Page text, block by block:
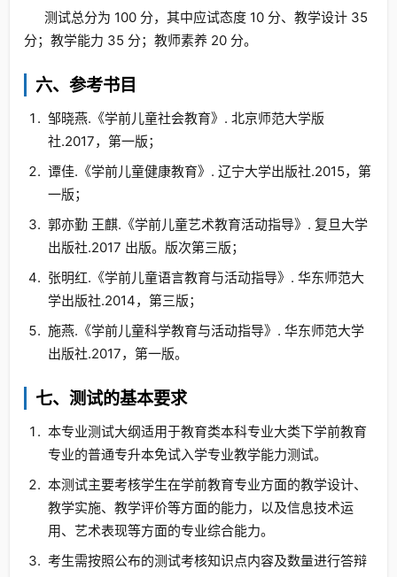
测试总分为 100 分，其中应试态度 10 分、教学设计 35
分；教学能力 35 分；教师素养 20 分。
六、参考书目
邹晓燕.《学前儿童社会教育》. 北京师范大学版
社.2017，第一版；
谭佳.《学前儿童健康教育》. 辽宁大学出版社.2015，第
一版；
郭亦勤 王麒.《学前儿童艺术教育活动指导》. 复旦大学
出版社.2017 出版。版次第三版；
张明红.《学前儿童语言教育与活动指导》. 华东师范大
学出版社.2014，第三版；
施燕.《学前儿童科学教育与活动指导》. 华东师范大学
出版社.2017，第一版。
七、测试的基本要求
本专业测试大纲适用于教育类本科专业大类下学前教育
专业的普通专升本免试入学专业教学能力测试。
本测试主要考核学生在学前教育专业方面的教学设计、
教学实施、教学评价等方面的能力，以及信息技术运
用、艺术表现等方面的专业综合能力。
考生需按照公布的测试考核知识点内容及数量进行答辩